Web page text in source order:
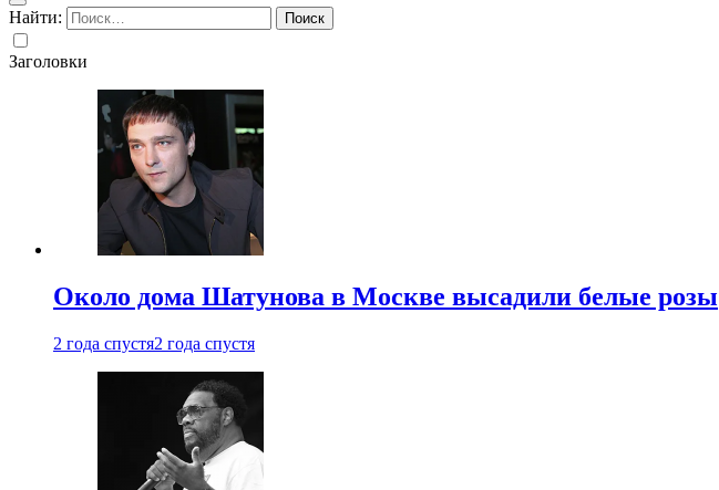
Найти:
Заголовки
Около дома Шатунова в Москве высадили белые розы
2 года спустя2 года спустя